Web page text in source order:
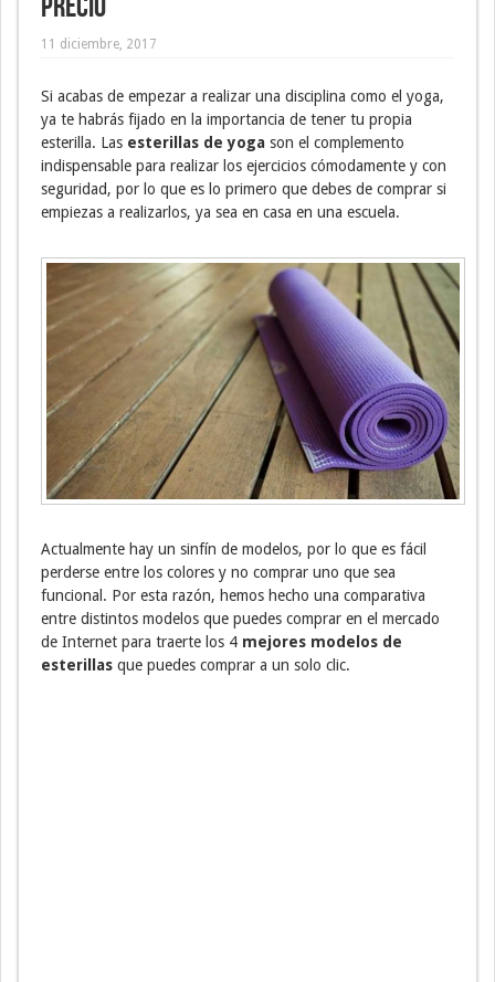
11 diciembre, 2017
Si acabas de empezar a realizar una disciplina como el yoga,
ya te habrás fijado en la importancia de tener tu propia
esterilla. Las esterillas de yoga son el complemento
indispensable para realizar los ejercicios cómodamente y con
seguridad, por lo que es lo primero que debes de comprar si
empiezas a realizarlos, ya sea en casa en una escuela.
Actualmente hay un sinfín de modelos, por lo que es fácil
perderse entre los colores y no comprar uno que sea
funcional. Por esta razón, hemos hecho una comparativa
entre distintos modelos que puedes comprar en el mercado
de Internet para traerte los 4 mejores modelos de
esterillas que puedes comprar a un solo clic.